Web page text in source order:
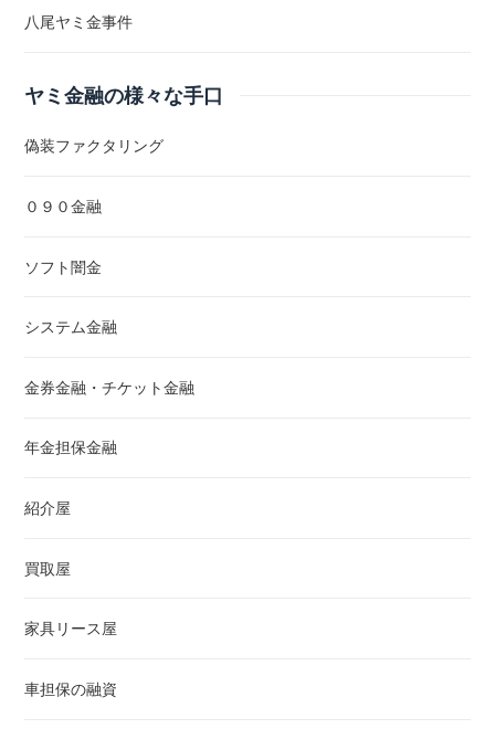
八尾ヤミ金事件
ヤミ金融の様々な手口
偽装ファクタリング
０９０金融
ソフト闇金
システム金融
金券金融・チケット金融
年金担保金融
紹介屋
買取屋
家具リース屋
車担保の融資